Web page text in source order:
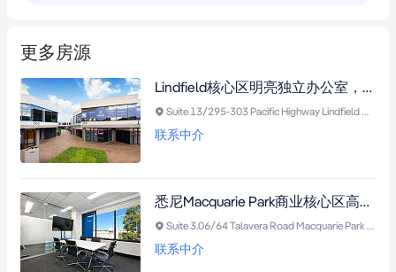
更多房源
Lindfield核心区明亮独立办公室，带私人阳台、独立卫浴、双车位，24小时安保，坐享繁华商圈与充足自然光。
Suite 13/295-303 Pacific Highway Lindfield NSW 2070
联系中介
悉尼Macquarie Park商业核心区高配办公套房，明亮通透，含三车位及会议室。
Suite 3.06/64 Talavera Road Macquarie Park NSW 2113
联系中介